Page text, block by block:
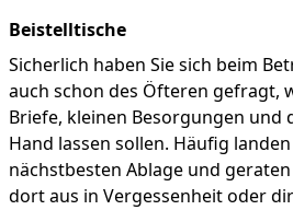
Beistelltische
Sicherlich haben Sie sich beim
auch schon des Öfteren gefragt,
Briefe, kleinen Besorgungen und
Hand lassen sollen. Häufig
nächstbesten Ablage und
dort aus in Vergessenheit oder